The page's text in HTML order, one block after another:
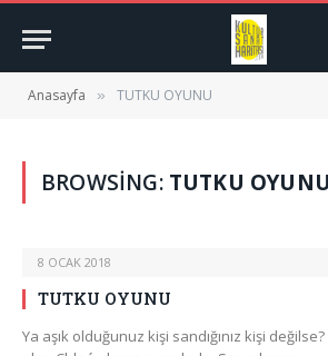
Anasayfa » TUTKU OYUNU
BROWSING: TUTKU OYUNU
8 OCAK 2018
TUTKU OYUNU
Ya aşık olduğunuz kişi sandığınız kişi